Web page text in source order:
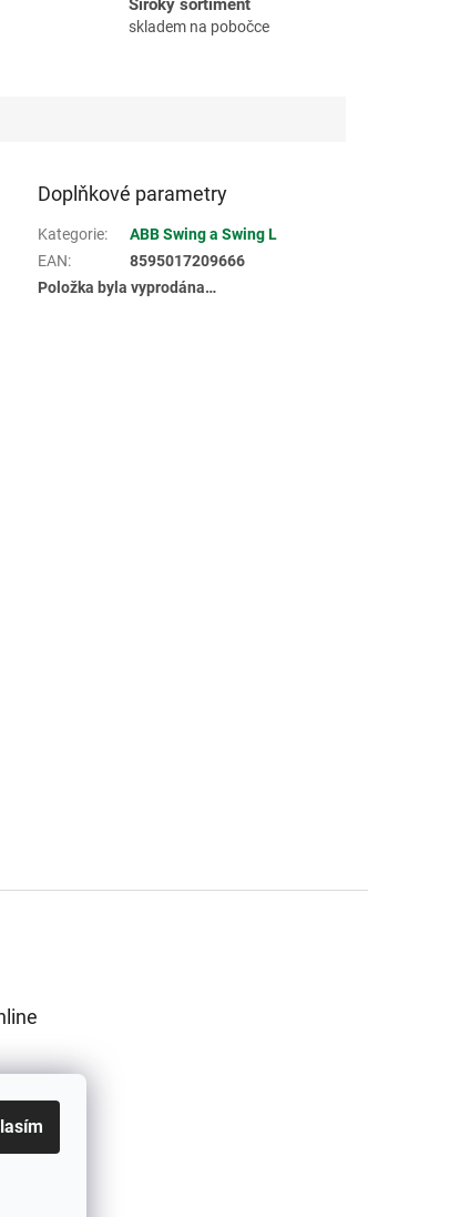
Široký sortiment
skladem na pobočce
Doplňkové parametry
Kategorie:
ABB Swing a Swing L
EAN:
8595017209666
Položka byla vyprodána…